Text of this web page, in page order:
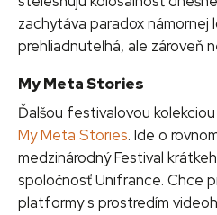
zachytáva paradox námornej
prehliadnuteľná, ale zároveň
My Meta Stories
Ďalšou festivalovou kolekciou
My Meta Stories. Ide o
medzinárodný Festival
spoločnosť Unifrance. Chce
platformy s prostredím